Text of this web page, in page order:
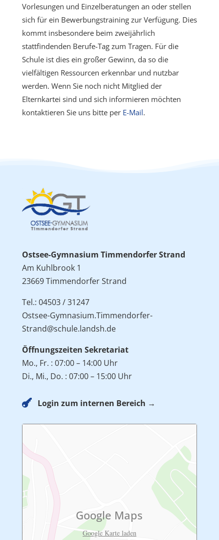
Vorlesungen und Einzelberatungen an oder stellen
sich für ein Bewerbungstraining zur Verfügung. Dies
kommt insbesondere beim zweijährlich
stattfindenden Berufe-Tag zum Tragen. Für die
Schule ist dies ein großer Gewinn, da so die
vielfältigen Ressourcen erkennbar und nutzbar
werden. Wenn Sie noch nicht Mitglied der
Elternkartei sind und sich informieren möchten
kontaktieren Sie uns bitte per E-Mail.
Ostsee-Gymnasium Timmendorfer Strand
Am Kuhlbrook 1
23669 Timmendorfer Strand
Tel.: 04503 / 31247
Ostsee-Gymnasium.Timmendorfer-
Strand@schule.landsh.de
Öffnungszeiten Sekretariat
Mo., Fr. : 07:00 – 14:00 Uhr
Di., Mi., Do. : 07:00 – 15:00 Uhr
 Login zum internen Bereich →
Google Maps
Google Karte laden